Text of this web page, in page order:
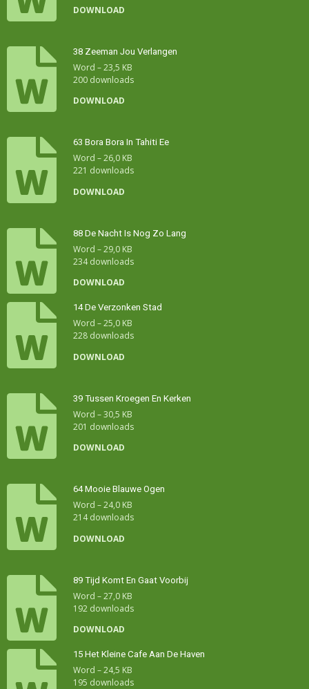
DOWNLOAD
38 Zeeman Jou Verlangen
Word – 23,5 KB
200 downloads
DOWNLOAD
63 Bora Bora In Tahiti Ee
Word – 26,0 KB
221 downloads
DOWNLOAD
88 De Nacht Is Nog Zo Lang
Word – 29,0 KB
234 downloads
DOWNLOAD
14 De Verzonken Stad
Word – 25,0 KB
228 downloads
DOWNLOAD
39 Tussen Kroegen En Kerken
Word – 30,5 KB
201 downloads
DOWNLOAD
64 Mooie Blauwe Ogen
Word – 24,0 KB
214 downloads
DOWNLOAD
89 Tijd Komt En Gaat Voorbij
Word – 27,0 KB
192 downloads
DOWNLOAD
15 Het Kleine Cafe Aan De Haven
Word – 24,5 KB
195 downloads